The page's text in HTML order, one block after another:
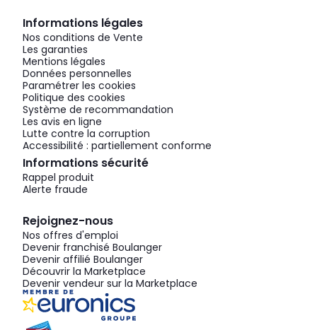
Informations légales
Nos conditions de Vente
Les garanties
Mentions légales
Données personnelles
Paramétrer les cookies
Politique des cookies
Système de recommandation
Les avis en ligne
Lutte contre la corruption
Accessibilité : partiellement conforme
Informations sécurité
Rappel produit
Alerte fraude
Rejoignez-nous
Nos offres d'emploi
Devenir franchisé Boulanger
Devenir affilié Boulanger
Découvrir la Marketplace
Devenir vendeur sur la Marketplace